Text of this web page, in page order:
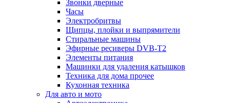
Звонки дверные
Часы
Электробритвы
Щипцы, плойки и выпрямители
Стиральные машины
Эфирные ресиверы DVB-T2
Элементы питания
Машинки для удаления катышков
Техника для дома прочее
Кухонная техника
Для авто и мото